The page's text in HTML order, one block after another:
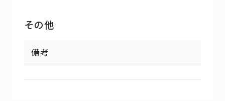
その他
備考